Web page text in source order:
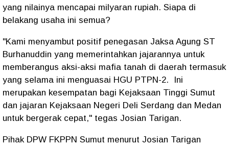
yang nilainya mencapai milyaran rupiah. Siapa di
belakang usaha ini semua?
"Kami menyambut positif penegasan Jaksa Agung ST
Burhanuddin yang memerintahkan jajarannya untuk
memberangus aksi-aksi mafia tanah di daerah termasuk
yang selama ini menguasai HGU PTPN-2. Ini
merupakan kesempatan bagi Kejaksaan Tinggi Sumut
dan jajaran Kejaksaan Negeri Deli Serdang dan Medan
untuk bergerak cepat," tegas Josian Tarigan.
Pihak DPW FKPPN Sumut menurut Josian Tarigan